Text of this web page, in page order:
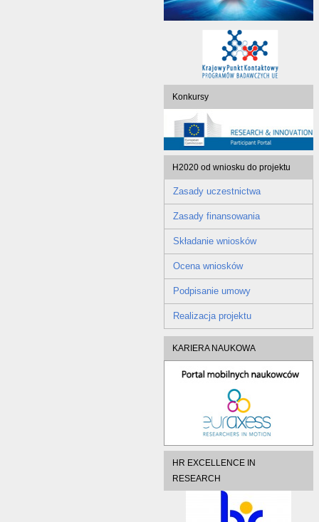
Konkursy
H2020 od wniosku do projektu
Zasady uczestnictwa
Zasady finansowania
Składanie wniosków
Ocena wniosków
Podpisanie umowy
Realizacja projektu
KARIERA NAUKOWA
HR EXCELLENCE IN
RESEARCH